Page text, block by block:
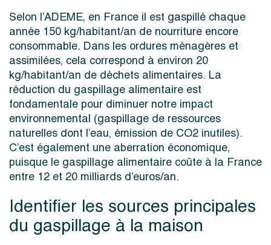
Selon l’ADEME, en France il est gaspillé chaque
année 150 kg/habitant/an de nourriture encore
consommable. Dans les ordures ménagères et
assimilées, cela correspond à environ 20
kg/habitant/an de déchets alimentaires. La
réduction du gaspillage alimentaire est
fondamentale pour diminuer notre impact
environnemental (gaspillage de ressources
naturelles dont l’eau, émission de CO2 inutiles).
C’est également une aberration économique,
puisque le gaspillage alimentaire coûte à la France
entre 12 et 20 milliards d’euros/an.
Identifier les sources principales
du gaspillage à la maison